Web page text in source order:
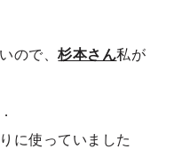
ので、杉本さん私が
に使っていました